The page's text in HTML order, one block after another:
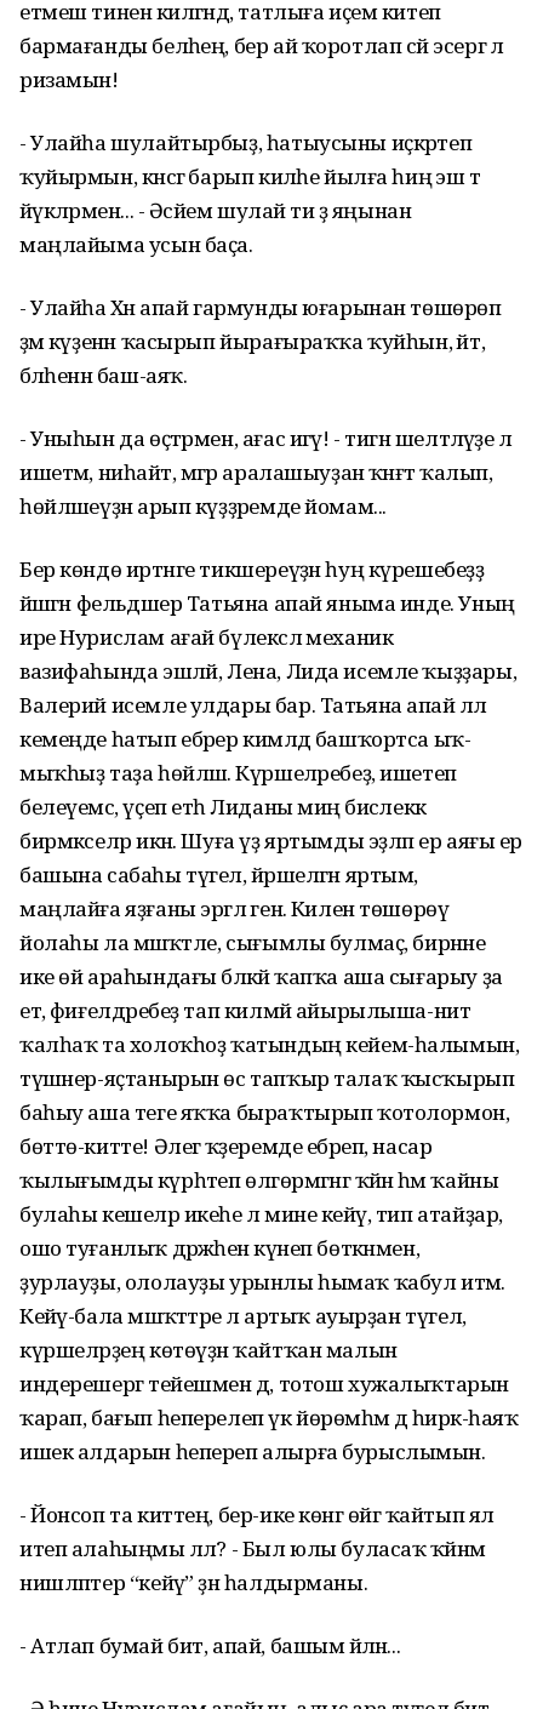
етмеш тиненә килгәндә, татлыға иҫем китеп
бармағанды беләһең, бер ай ҡоротлап сәй эсергә лә
ризамын!
- Улайһа шулайтырбыҙ, һатыусыны иҫкәртеп
ҡуйырмын, кәнсәгә барып киләһе йылға һиңә эш тә
йәүкәләрмен... - Әсәйем шулай ти ҙә яңынан
маңлайыма усын баҫа.
- Улайһа Хәнә апай гармунды юғарынан төшөрөп
әҙәм күҙенән ҡасырып йырағыраҡҡа ҡуйһын, әйт,
бәләһенән баш-аяҡ.
- Уныһын да өҫтәрмен, ағас игәү! - тигән шелтәләүҙе лә
ишетәм, ниһайәт, мәгәр аралашыуҙан ҡәнәғәт ҡалып,
һөйләшеүҙән арып күҙҙәремде йомам...
Бер көндө иртәнге тикшереүҙән һуң күрешебеҙҙә
йәшәгән фельдшер Татьяна апай яныма инде. Уның
ире Нурислам ағай бүлексәлә механик
вазифаһында эшләй, Лена, Лида исемле ҡыҙҙары,
Валерий исемле улдары бар. Татьяна апай әллә
кемеңде һатып ебәрер кимәлдә башҡортса ыҡ-
мыҡһыҙ таҙа һөйләшә. Күршеләребеҙ, ишетеп
белеүемсә, үҫеп етһә Лиданы миңә бисәлеккә
бирмәкселәр икән. Шуға үҙ яртымды эҙләп ер аяғы ер
башына сабаһы түгел, йәрәшелгән яртым,
маңлайға яҙғаны эргәлә генә. Килен төшөрөү
йолаһы ла мәшәҡәтле, сығымлы булмаҫ, бирнәне
ике өй араһындағы бәләкәй ҡапҡа аша сығарыу ҙа
етә, фиғелдәребеҙ тап килмәй айырылыша-нитә
ҡалһаҡ та холоҡһоҙ ҡатындың кейем-һалымын,
түшәнер-яҫтанырын өс тапҡыр талаҡ ҡысҡырып
баһыу аша теге яҡҡа быраҡтырып ҡотолормон,
бөттө-китте! Әлегә ҡәҙеремде ебәреп, насар
ҡылығымды күрһәтеп өлгөрмәгәнгә ҡәйнә һәм ҡайны
булаһы кешеләр икеһе лә мине кейәү, тип атайҙар,
ошо туғанлыҡ дәрәжәһенә күнеп бөткәнмен,
ҙурлауҙы, ололауҙы урынлы һымаҡ ҡабул итәм.
Кейәү-бала мәшәҡәттәре лә артыҡ ауырҙан түгел,
күршеләрҙең көтөүҙән ҡайтҡан малын
индерешергә тейешмен дә, тотош хужалыҡтарын
ҡарап, бағып һеперелеп үк йөрөмәһәм дә һирәк-һаяҡ
ишек алдарын һепереп алырға бурыслымын.
- Йонсоп та киттең, бер-ике көнгә өйгә ҡайтып ял
итеп алаһыңмы әллә? - Был юлы буласаҡ ҡәйнәм
нишләптер “кейәү” ҙән һалдырманы.
- Атлап бумай бит, апай, башым әйләнә...